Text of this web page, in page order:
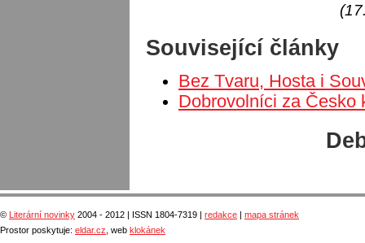
Související články
Bez Tvaru, Hosta i
Dobrovolníci za Česko
© Literární novinky 2004 - 2012 | ISSN 1804-7319 | redakce
mapa stránek
Prostor poskytuje: eldar.cz , web klokánek